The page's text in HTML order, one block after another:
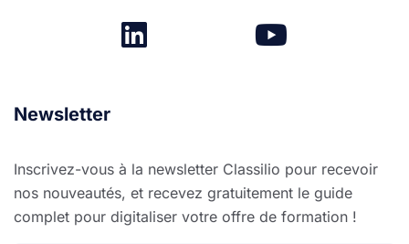
Newsletter
Inscrivez-vous à la newsletter Classilio pour recevoir
nos nouveautés, et recevez gratuitement le guide
complet pour digitaliser votre offre de formation !